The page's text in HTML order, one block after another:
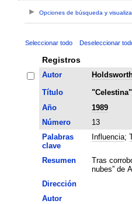
Opciones de búsqueda y
Seleccionar todo Deseleccionar
Registros
Autor
Título
Año
1989
Número
13
Palabras
clave
Influencia;
Resumen
Tras
nubes” de
Dirección
Autor